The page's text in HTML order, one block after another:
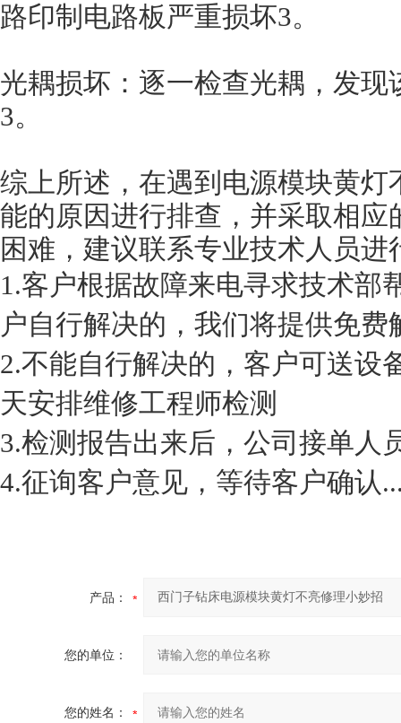
路印制电路板严重损坏3。
光耦损坏：逐一检查光耦，发
3。
综上所述，在遇到电源模块黄
能的原因进行排查，并采取相
困难，建议联系专业技术人员进
1.客户根据故障来电寻求技术部
户自行解决的，我们将提供免费
2.不能自行解决的，客户可送设
天安排维修工程师检测
3.检测报告出来后，公司接单人
4.征询客户意见，等待客户确认
产品：
您的单位：
您的姓名：